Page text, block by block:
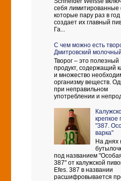
себя лимитированные
которые пару раз в год
создает их главный
Га...
С чем можно есть
Дмитровский
Творог – это полезный
продукт, содержащий
и множество
организму веществ.
при неправильном
употреблении и
крепкое
"387.
варка"
На днях
под названием
387" от калужской
Efes. 387 в названии
расшифровывается